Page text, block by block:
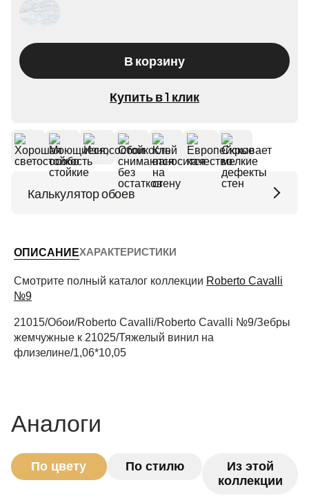
В корзину
Купить в 1 клик
Калькулятор обоев
Периметр комнаты (м)
Рассчитать
ОПИСАНИЕХАРАКТЕРИСТИКИ
Смотрите полный каталог коллекции Roberto Cavalli
№9
21015/Обои/Roberto Cavalli/Roberto Cavalli №9/Зебры
жемчужные к 21025/Тяжелый винил на
флизелине/1,06*10,05
Аналоги
По цвету По стилю
Из этой
коллекции